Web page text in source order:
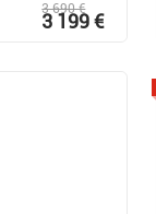
3 690 €
3 199 €